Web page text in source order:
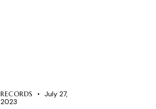
RECORDS
July 27,
2023